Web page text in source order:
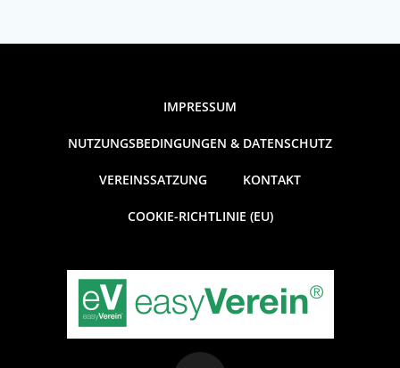
IMPRESSUM
NUTZUNGSBEDINGUNGEN & DATENSCHUTZ
VEREINSSATZUNG KONTAKT
COOKIE-RICHTLINIE (EU)